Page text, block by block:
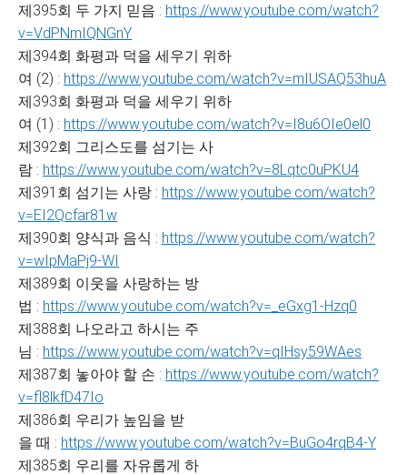
제395회 두 가지 믿음 : https://www.youtube.com/watch?
v=VdPNmIQNGnY
제394회 화평과 덕을 세우기 위하
여 (2) : https://www.youtube.com/watch?v=mIUSAQ53huA
제393회 화평과 덕을 세우기 위하
여 (1) : https://www.youtube.com/watch?v=I8u6OIe0el0
제392회 그리스도를 섬기는 사
람 : https://www.youtube.com/watch?v=8Lqtc0uPKU4
제391회 섬기는 사랑 : https://www.youtube.com/watch?
v=EI2Qcfar81w
제390회 양식과 음식 : https://www.youtube.com/watch?
v=wIpMaPj9-WI
제389회 이웃을 사랑하는 방
법 : https://www.youtube.com/watch?v=_eGxg1-Hzq0
제388회 나오라고 하시는 주
님 : https://www.youtube.com/watch?v=qIHsy59WAes
제387회 놓아야 할 손 : https://www.youtube.com/watch?
v=fl8lkfD47Io
제386회 우리가 높임을 받
을 때 : https://www.youtube.com/watch?v=BuGo4rqB4-Y
제385회 우리를 자유롭게 하